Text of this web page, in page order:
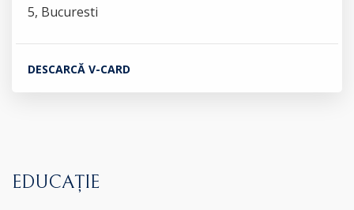
5, Bucuresti
DESCARCĂ V-CARD
EDUCAȚIE